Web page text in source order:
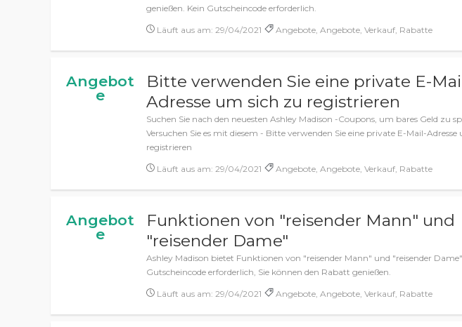
genießen. Kein Gutscheincode erforderlich.
Läuft aus am: 29/04/2021 Angebote, Angebote, Verkauf, Rabatte
Angebot
e
Bitte verwenden Sie eine private E-
Adresse um sich zu registrieren
Suchen Sie nach den neuesten Ashley Madison -Coupons, um bares Geld zu
Versuchen Sie es mit diesem - Bitte verwenden Sie eine private E-Mail-Adresse
registrieren
Läuft aus am: 29/04/2021 Angebote, Angebote, Verkauf, Rabatte
Angebot
e
Funktionen von "reisender Mann" und
"reisender Dame"
Ashley Madison bietet Funktionen von "reisender Mann" und "reisender
Gutscheincode erforderlich, Sie können den Rabatt genießen.
Läuft aus am: 29/04/2021 Angebote, Angebote, Verkauf, Rabatte